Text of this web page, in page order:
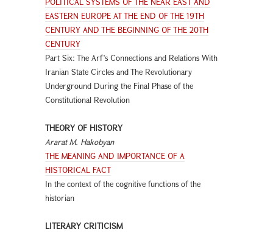
EASTERN EUROPE AT THE END OF THE 19TH
CENTURY AND THE BEGINNING OF THE 20TH
CENTURY
Part Six: The Arf’s Connections and Relations With
Iranian State Circles and The Revolutionary
Underground During the Final Phase of the
Constitutional Revolution
THEORY OF HISTORY
Ararat M. Hakobyan
THE MEANING AND IMPORTANCE OF A
HISTORICAL FACT
In the context of the cognitive functions of the
historian
LITERARY CRITICISM